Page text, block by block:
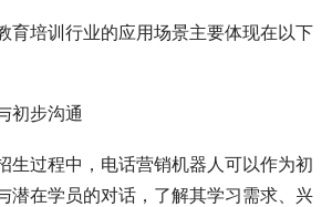
育培训行业的应用场景主要体现在以下
初步沟通
生过程中，电话营销机器人可以作为初
潜在学员的对话，了解其学习需求、兴